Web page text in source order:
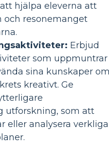
hjälpa eleverna att
och resonemanget
Erbjud
som uppmuntrar
sina kunskaper
kreativt. Ge
utforskning, som att
eller analysera verkliga